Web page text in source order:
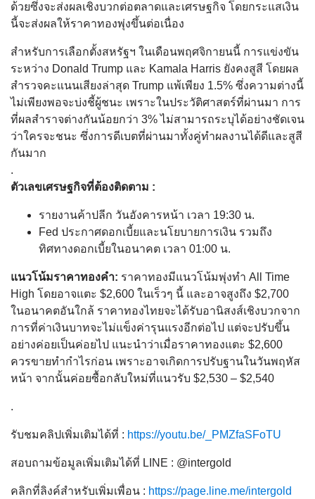
ด้วยซึ่งจะส่งผลเชิงบวกต่อตลาดและเศรษฐกิจ โดยกระแสเงิน
นี้จะส่งผลให้ราคาทองพุ่งขึ้นต่อเนื่อง
สำหรับการเลือกตั้งสหรัฐฯ ในเดือนพฤศจิกายนนี้ การแข่งขัน
ระหว่าง Donald Trump และ Kamala Harris ยังคงสูสี โดยผล
สำรวจคะแนนเสียงล่าสุด Trump แพ้เพียง 1.5% ซึ่งความต่างนี้
ไม่เพียงพอจะบ่งชี้ผู้ชนะ เพราะในประวัติศาสตร์ที่ผ่านมา การ
ที่ผลสำราจต่างกันน้อยกว่า 3% ไม่สามารถระบุได้อย่างชัดเจน
ว่าใครจะชนะ ซึ่งการดีเบตที่ผ่านมาทั้งคู่ทำผลงานได้ดีและสูสี
กันมาก
.
ตัวเลขเศรษฐกิจที่ต้องติดตาม :
รายงานค้าปลีก วันอังคารหน้า เวลา 19:30 น.
Fed ประกาศดอกเบี้ยและนโยบายการเงิน รวมถึง
ทิศทางดอกเบี้ยในอนาคต เวลา 01:00 น.
แนวโน้มราคาทองคำ: ราคาทองมีแนวโน้มพุ่งทำ All Time
High โดยอาจแตะ $2,600 ในเร็วๆ นี้ และอาจสูงถึง $2,700
ในอนาคตอันใกล้ ราคาทองไทยจะได้รับอานิสงส์เชิงบวกจาก
การที่ค่าเงินบาทจะไม่แข็งค่ารุนแรงอีกต่อไป แต่จะปรับขึ้น
อย่างค่อยเป็นค่อยไป แนะนำว่าเมื่อราคาทองแตะ $2,600
ควรขายทำกำไรก่อน เพราะอาจเกิดการปรับฐานในวันพฤหัส
หน้า จากนั้นค่อยซื้อกลับใหม่ที่แนวรับ $2,530 – $2,540
.
รับชมคลิปเพิ่มเติมได้ที่ : https://youtu.be/_PMZfaSFoTU
สอบถามข้อมูลเพิ่มเติมได้ที่ LINE : @intergold
คลิกที่ลิงค์สำหรับเพิ่มเพื่อน : https://page.line.me/intergold